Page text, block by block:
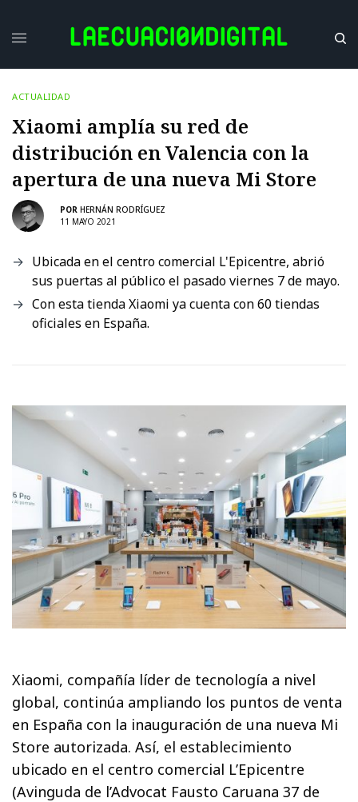
ACTUALIDAD
Xiaomi amplía su red de
distribución en Valencia con la
apertura de una nueva Mi Store
POR HERNÁN RODRÍGUEZ
11 MAYO 2021
Ubicada en el centro comercial L'Epicentre, abrió
sus puertas al público el pasado viernes 7 de mayo.
Con esta tienda Xiaomi ya cuenta con 60 tiendas
oficiales en España.
Xiaomi, compañía líder de tecnología a nivel
global, continúa ampliando los puntos de venta
en España con la inauguración de una nueva Mi
Store autorizada. Así, el establecimiento
ubicado en el centro comercial L’Epicentre
(Avinguda de l’Advocat Fausto Caruana 37 de